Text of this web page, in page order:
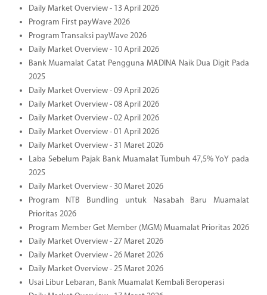
Daily Market Overview - 13 April 2026
Program First payWave 2026
Program Transaksi payWave 2026
Daily Market Overview - 10 April 2026
Bank Muamalat Catat Pengguna MADINA Naik Dua Digit Pada
2025
Daily Market Overview - 09 April 2026
Daily Market Overview - 08 April 2026
Daily Market Overview - 02 April 2026
Daily Market Overview - 01 April 2026
Daily Market Overview - 31 Maret 2026
Laba Sebelum Pajak Bank Muamalat Tumbuh 47,5% YoY pada
2025
Daily Market Overview - 30 Maret 2026
Program NTB Bundling untuk Nasabah Baru Muamalat
Prioritas 2026
Program Member Get Member (MGM) Muamalat Prioritas 2026
Daily Market Overview - 27 Maret 2026
Daily Market Overview - 26 Maret 2026
Daily Market Overview - 25 Maret 2026
Usai Libur Lebaran, Bank Muamalat Kembali Beroperasi